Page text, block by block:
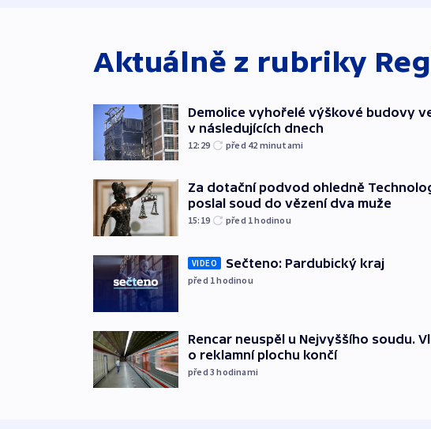
Aktuálně z rubriky
Demolice vyhořelé výškové budovy
v následujících dnech
12:29 před 42 minutami
Za dotační podvod ohledně
poslal soud do vězení dva muže
15:19 před 1hodinou
VIDEO Sečteno: Pardubický kraj
před 1hodinou
Rencar neuspěl u Nejvyššího soudu.
o reklamní plochu končí
před 3hodinami